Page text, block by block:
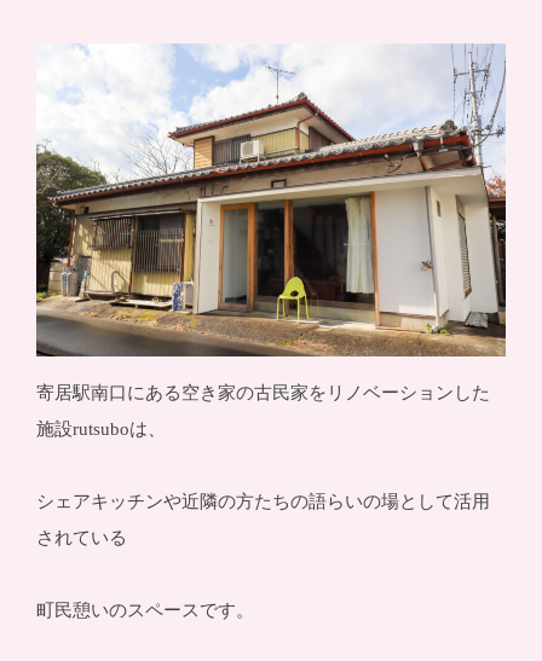
寄居駅南口にある空き家の古民家をリノベーションした
施設rutsuboは、
シェアキッチンや近隣の方たちの語らいの場として活用
されている
町民憩いのスペースです。